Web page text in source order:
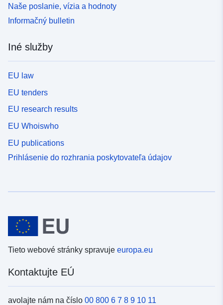
Naše poslanie, vízia a hodnoty
Informačný bulletin
Iné služby
EU law
EU tenders
EU research results
EU Whoiswho
EU publications
Prihlásenie do rozhrania poskytovateľa údajov
Tieto webové stránky spravuje europa.eu
Kontaktujte EÚ
avolajte nám na číslo 00 800 6 7 8 9 10 11